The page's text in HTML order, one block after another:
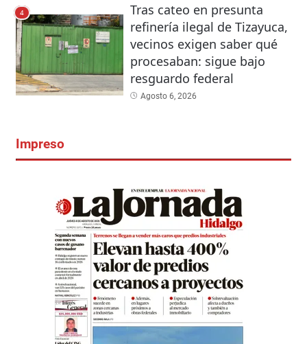
4
Tras cateo en presunta
refinería ilegal de Tizayuca,
vecinos exigen saber qué
procesaban: sigue bajo
resguardo federal
Agosto 6, 2026
Impreso